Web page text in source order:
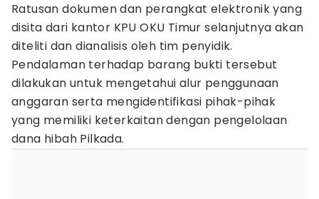
Ratusan dokumen dan perangkat elektronik yang
disita dari kantor KPU OKU Timur selanjutnya akan
diteliti dan dianalisis oleh tim penyidik.
Pendalaman terhadap barang bukti tersebut
dilakukan untuk mengetahui alur penggunaan
anggaran serta mengidentifikasi pihak-pihak
yang memiliki keterkaitan dengan pengelolaan
dana hibah Pilkada.